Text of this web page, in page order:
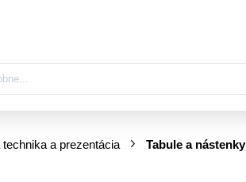
a prezentácia Tabule a nástenky